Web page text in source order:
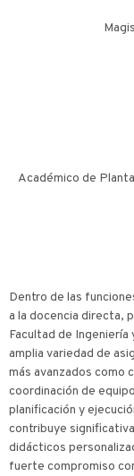
Académico de
Dentro de las
a la docencia directa,
Facultad de Ingeniería
amplia variedad de
más avanzados como
coordinación de
planificación y
contribuye
didácticos
fuerte compromiso